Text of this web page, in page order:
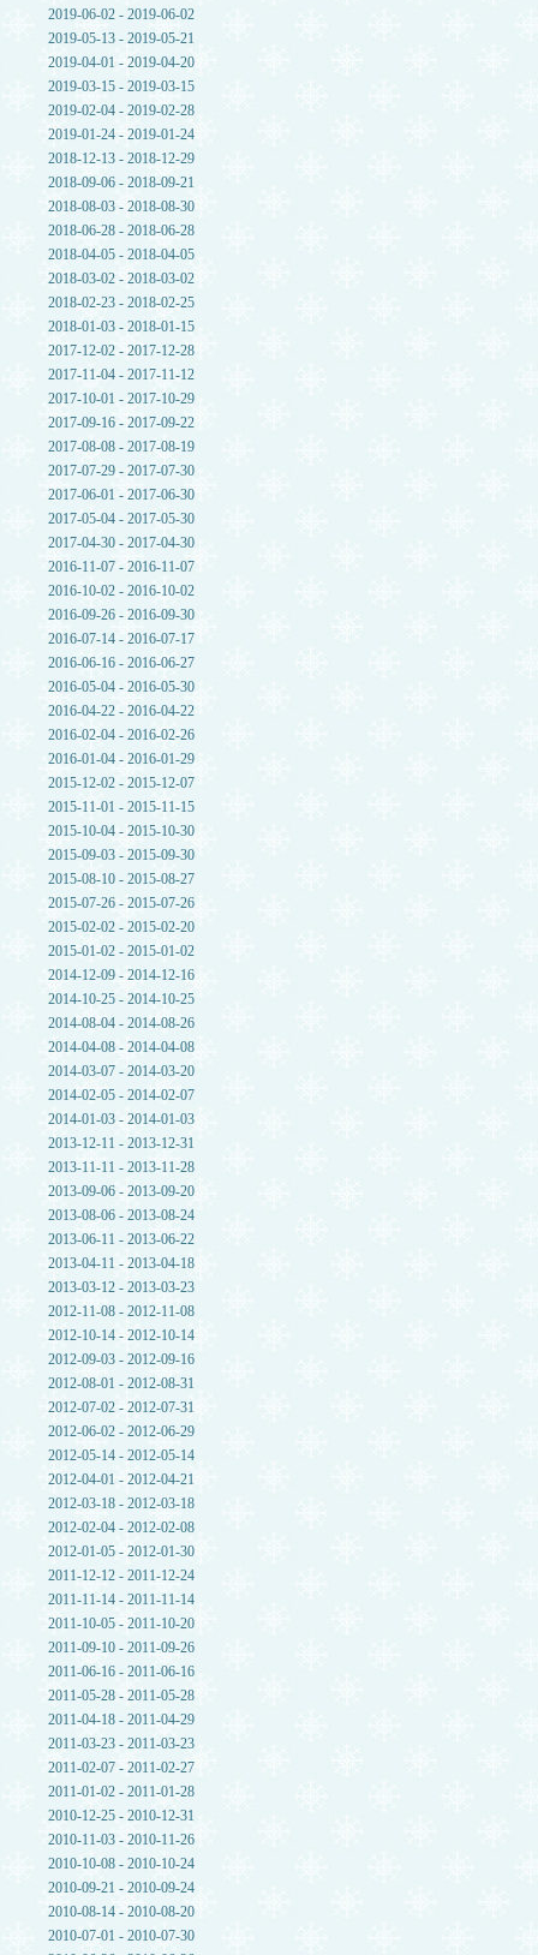
2019-06-02 - 2019-06-02
2019-05-13 - 2019-05-21
2019-04-01 - 2019-04-20
2019-03-15 - 2019-03-15
2019-02-04 - 2019-02-28
2019-01-24 - 2019-01-24
2018-12-13 - 2018-12-29
2018-09-06 - 2018-09-21
2018-08-03 - 2018-08-30
2018-06-28 - 2018-06-28
2018-04-05 - 2018-04-05
2018-03-02 - 2018-03-02
2018-02-23 - 2018-02-25
2018-01-03 - 2018-01-15
2017-12-02 - 2017-12-28
2017-11-04 - 2017-11-12
2017-10-01 - 2017-10-29
2017-09-16 - 2017-09-22
2017-08-08 - 2017-08-19
2017-07-29 - 2017-07-30
2017-06-01 - 2017-06-30
2017-05-04 - 2017-05-30
2017-04-30 - 2017-04-30
2016-11-07 - 2016-11-07
2016-10-02 - 2016-10-02
2016-09-26 - 2016-09-30
2016-07-14 - 2016-07-17
2016-06-16 - 2016-06-27
2016-05-04 - 2016-05-30
2016-04-22 - 2016-04-22
2016-02-04 - 2016-02-26
2016-01-04 - 2016-01-29
2015-12-02 - 2015-12-07
2015-11-01 - 2015-11-15
2015-10-04 - 2015-10-30
2015-09-03 - 2015-09-30
2015-08-10 - 2015-08-27
2015-07-26 - 2015-07-26
2015-02-02 - 2015-02-20
2015-01-02 - 2015-01-02
2014-12-09 - 2014-12-16
2014-10-25 - 2014-10-25
2014-08-04 - 2014-08-26
2014-04-08 - 2014-04-08
2014-03-07 - 2014-03-20
2014-02-05 - 2014-02-07
2014-01-03 - 2014-01-03
2013-12-11 - 2013-12-31
2013-11-11 - 2013-11-28
2013-09-06 - 2013-09-20
2013-08-06 - 2013-08-24
2013-06-11 - 2013-06-22
2013-04-11 - 2013-04-18
2013-03-12 - 2013-03-23
2012-11-08 - 2012-11-08
2012-10-14 - 2012-10-14
2012-09-03 - 2012-09-16
2012-08-01 - 2012-08-31
2012-07-02 - 2012-07-31
2012-06-02 - 2012-06-29
2012-05-14 - 2012-05-14
2012-04-01 - 2012-04-21
2012-03-18 - 2012-03-18
2012-02-04 - 2012-02-08
2012-01-05 - 2012-01-30
2011-12-12 - 2011-12-24
2011-11-14 - 2011-11-14
2011-10-05 - 2011-10-20
2011-09-10 - 2011-09-26
2011-06-16 - 2011-06-16
2011-05-28 - 2011-05-28
2011-04-18 - 2011-04-29
2011-03-23 - 2011-03-23
2011-02-07 - 2011-02-27
2011-01-02 - 2011-01-28
2010-12-25 - 2010-12-31
2010-11-03 - 2010-11-26
2010-10-08 - 2010-10-24
2010-09-21 - 2010-09-24
2010-08-14 - 2010-08-20
2010-07-01 - 2010-07-30